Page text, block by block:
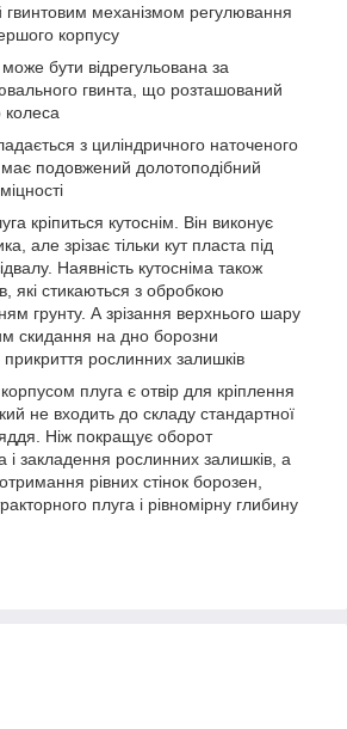
механізмом регулювання
корпусу
бути відрегульована за
гвинта, що розташований
колеса
з циліндричного наточеного
подовжений долотоподібний
кріпиться кутоснім. Він виконує
але зрізає тільки кут пласта під
Наявність кутосніма також
які стикаються з обробкою
грунту. А зрізання верхнього шару
скидання на дно борозни
рослинних залишків
плуга є отвір для кріплення
не входить до складу стандартної
Ніж покращує оборот
і закладення рослинних залишків, а
рівних стінок борозен,
плуга і рівномірну глибину